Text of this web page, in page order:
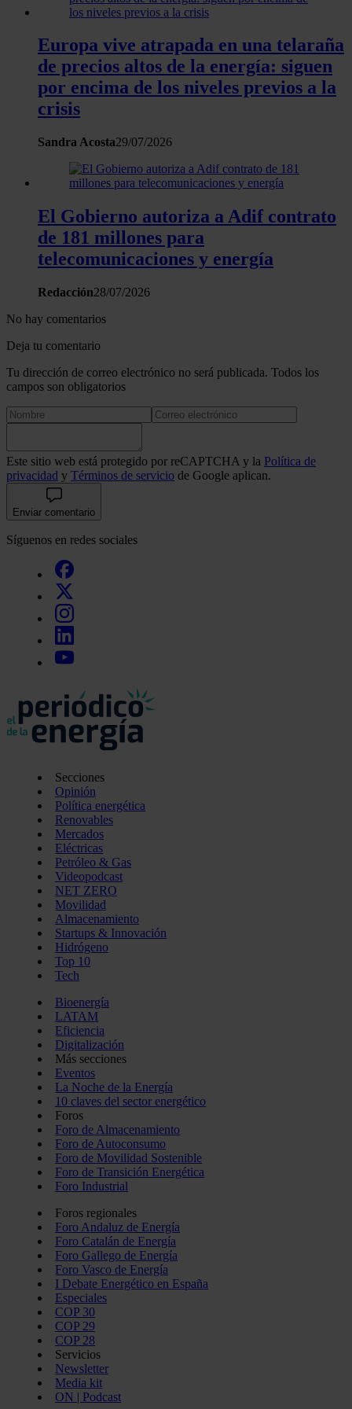
nuestros partners de redes sociales, publicidad y análisis
que les haya proporcionado o que hayan recopilado a
partir del uso que haya hecho de sus servicios.
Europa vive atrapada en una telaraña
de precios altos de la energía: siguen
por encima de los niveles previos a la
crisis
Sandra Acosta29/07/2026
El Gobierno autoriza a Adif contrato
de 181 millones para
telecomunicaciones y energía
Redacción28/07/2026
No hay comentarios
Deja tu comentario
Tu dirección de correo electrónico no será publicada. Todos los
campos son obligatorios
Este sitio web está protegido por reCAPTCHA y la Política de
privacidad y Términos de servicio de Google aplican.
Enviar comentario
Síguenos en redes sociales
Secciones
Opinión
Política energética
Renovables
Mercados
Eléctricas
Petróleo & Gas
Videopodcast
NET ZERO
Movilidad
Almacenamiento
Startups & Innovación
Hidrógeno
Top 10
Tech
Bioenergía
LATAM
Eficiencia
Digitalización
Más secciones
Eventos
La Noche de la Energía
10 claves del sector energético
Foros
Foro de Almacenamiento
Foro de Autoconsumo
Foro de Movilidad Sostenible
Foro de Transición Energética
Foro Industrial
Foros regionales
Foro Andaluz de Energía
Foro Catalán de Energía
Foro Gallego de Energía
Foro Vasco de Energía
I Debate Energético en España
Especiales
COP 30
COP 29
COP 28
Servicios
Newsletter
Media kit
ON | Podcast